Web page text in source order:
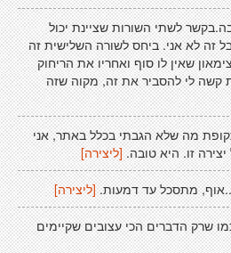
לשתי השורות שציינת יכול
זה לא אני. ביחס לשורה השלישית זה
שאין לו סוף ואחריו את הריחוק
קשה לי להסביר את זה, מקוה שזה
מה שלא הגבתי בכלל באתר, אני
זו. היא טובה. [ליצירה]
מתסכל עד דמעות.[ליצירה]
שרק הדברים הכי עצובים שקיימים